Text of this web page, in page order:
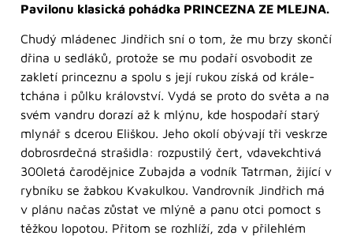
Pavilonu klasická pohádka PRINCEZNA ZE MLEJNA.
Chudý mládenec Jindřich sní o tom, že mu brzy skončí
dřina u sedláků, protože se mu podaří osvobodit ze
zakletí princeznu a spolu s její rukou získá od krále-
tchána i půlku království. Vydá se proto do světa a na
svém vandru dorazí až k mlýnu, kde hospodaří starý
mlynář s dcerou Eliškou. Jeho okolí obývají tři veskrze
dobrosrdečná strašidla: rozpustilý čert, vdavekchtivá
300letá čarodějnice Zubajda a vodník Tatrman, žijící v
rybníku se žabkou Kvakulkou. Vandrovník Jindřich má
v plánu načas zůstat ve mlýně a panu otci pomoct s
těžkou lopotou. Přitom se rozhlíží, zda v přilehlém